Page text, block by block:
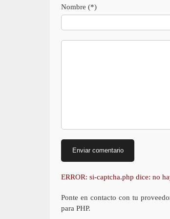
Nombre (*)
ERROR: si-captcha.php dice: no
Ponte en contacto con tu
para PHP.